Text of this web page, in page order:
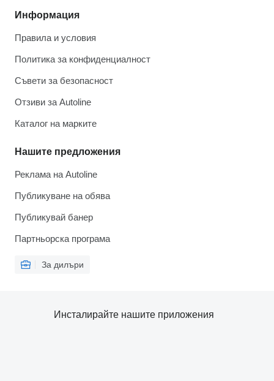
Информация
Правила и условия
Политика за конфиденциалност
Съвети за безопасност
Отзиви за Autoline
Каталог на марките
Нашите предложения
Реклама на Autoline
Публикуване на обява
Публикувай банер
Партньорска програма
За дилъри
Инсталирайте нашите приложения